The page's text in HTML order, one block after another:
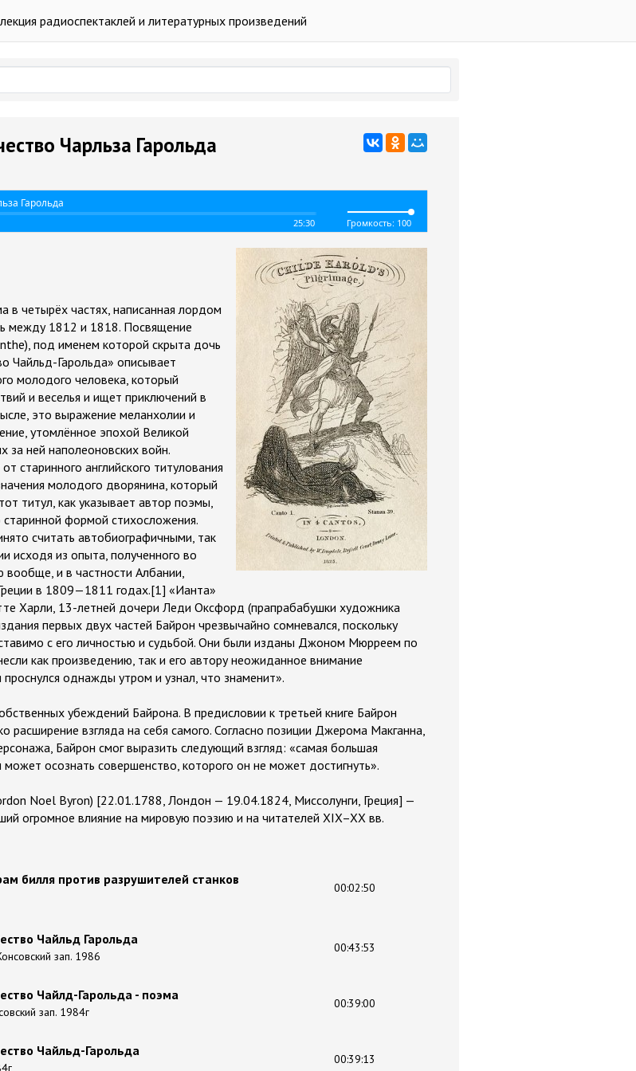
радиоспектаклей и литературных произведений
Чарльза Гарольда
Гарольда
25:30 Громкость: 100
в четырёх частях, написанная лордом
между 1812 и 1818. Посвящение
под именем которой скрыта дочь
Чайльд-Гарольда» описывает
молодого человека, который
и веселья и ищет приключений в
это выражение меланхолии и
утомлённое эпохой Великой
за ней наполеоновских войн.
старинного английского титулования
молодого дворянина, который
титул, как указывает автор поэмы,
формой стихосложения.
считать автобиографичными, так
исходя из опыта, полученного во
и в частности Албании,
в 1809—1811 годах.[1] «Ианта»
Харли, 13-летней дочери Леди Оксфорд (прапрабабушки художника
первых двух частей Байрон чрезвычайно сомневался, поскольку
с его личностью и судьбой. Они были изданы Джоном Мюрреем по
как произведению, так и его автору неожиданное внимание
однажды утром и узнал, что знаменит».
убеждений Байрона. В предисловии к третьей книге Байрон
расширение взгляда на себя самого. Согласно позиции Джерома Макганна,
Байрон смог выразить следующий взгляд: «самая большая
осознать совершенство, которого он не может достигнуть».
Noel Byron) [22.01.1788, Лондон — 19.04.1824, Миссолунги, Греция] —
огромное влияние на мировую поэзию и на читателей XIX–XX вв.
билля против разрушителей станков
00:02:50
Чайльд Гарольда
зап. 1986
00:43:53
Чайлд-Гарольда - поэма
зап. 1984г
00:39:00
Чайльд-Гарольда
00:39:13